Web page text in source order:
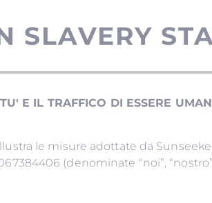
SLAVERY
LA
le misure adottate da
(denominate “noi”,